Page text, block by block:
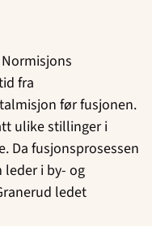
fra
før fusjonen.
ulike stillinger i
Da fusjonsprosessen
i by- og
ledet